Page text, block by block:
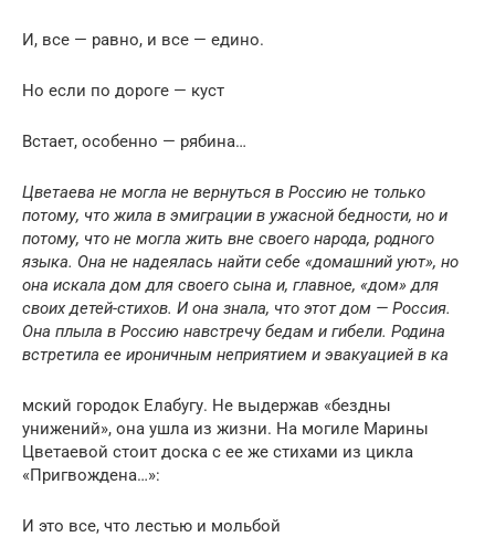
И, все — равно, и все — едино.
Но если по дороге — куст
Встает, особенно — рябина…
Цветаева не могла не вернуться в Россию не только
потому, что жила в эмиграции в ужасной бедности, но и
потому, что не могла жить вне своего народа, родного
языка. Она не надеялась найти себе «домашний уют», но
она искала дом для своего сына и, главное, «дом» для
своих детей-стихов. И она знала, что этот дом — Россия.
Она плыла в Россию навстречу бедам и гибели. Родина
встретила ее ироничным неприятием и эвакуацией в ка
мский городок Елабугу. Не выдержав «бездны
унижений», она ушла из жизни. На могиле Марины
Цветаевой стоит доска с ее же стихами из цикла
«Пригвождена…»:
И это все, что лестью и мольбой